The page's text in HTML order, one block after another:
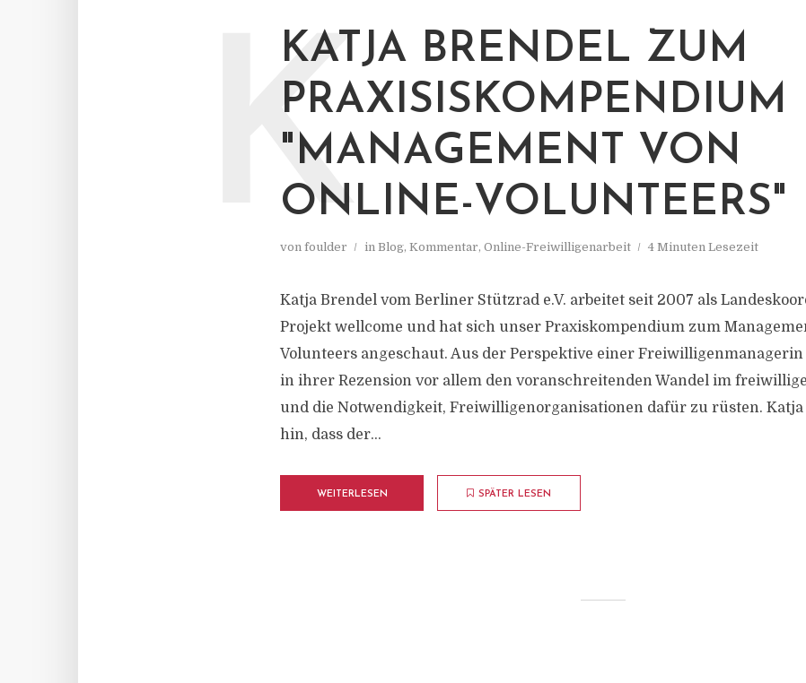
KATJA BRENDEL ZUM
PRAXISISKOMPENDIUM
"MANAGEMENT VON
ONLINE-VOLUNTEERS"
von foulder in Blog, Kommentar, Online-Freiwilligenarbeit 4 Minuten Lesezeit
K
Katja Brendel vom Berliner Stützrad e.V. arbeitet seit 2007 als
Projekt wellcome und hat sich unser Praxiskompendium zum
Volunteers angeschaut. Aus der Perspektive einer
in ihrer Rezension vor allem den voranschreitenden Wandel im
und die Notwendigkeit, Freiwilligenorganisationen dafür zu rüsten.
hin, dass der...
WEITERLESEN SPÄTER LESEN